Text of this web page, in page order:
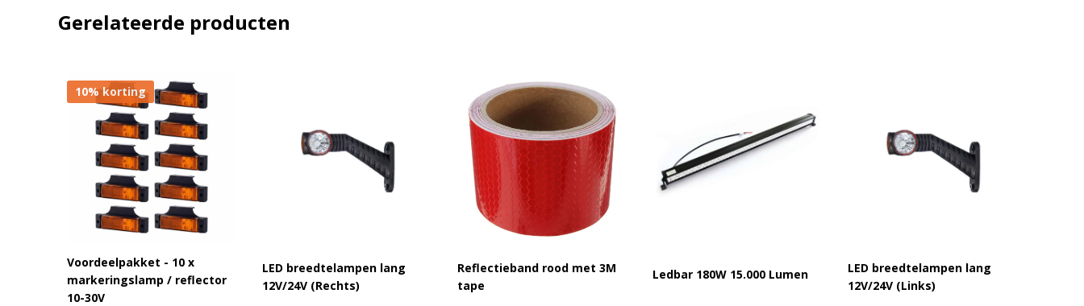
Gerelateerde producten
10% korting
Voordeelpakket - 10 x
markeringslamp / reflector
10-30V
LED breedtelampen lang
12V/24V (Rechts)
Reflectieband rood met 3M
tape
Ledbar 180W 15.000 Lumen
LED breedtelampen lang
12V/24V (Links)
A